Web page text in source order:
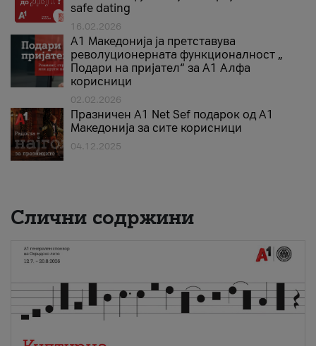
safe dating
16.02.2026
А1 Македонија ја претставува
револуционерната функционалност „
Подари на пријател“ за А1 Алфа
корисници
02.02.2026
Празничен A1 Net Sеf подарок од А1
Македонија за сите корисници
04.12.2025
Слични содржини